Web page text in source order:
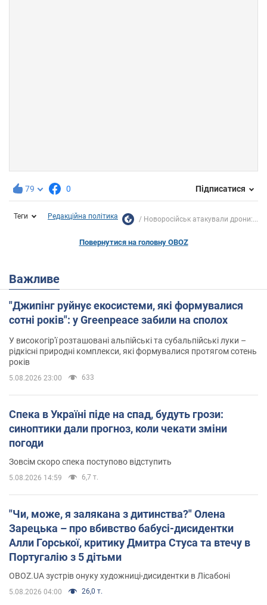
79 0 Підписатися
Теги Редакційна політика Новоросійськ атакували дрони:...
Повернутися на головну OBOZ
Важливе
"Джипінг руйнує екосистеми, які формувалися
сотні років": у Greenpeace забили на сполох
У високогір'ї розташовані альпійські та субальпійські луки –
рідкісні природні комплекси, які формувалися протягом сотень
років
5.08.2026 23:00 633
Спека в Україні піде на спад, будуть грози:
синоптики дали прогноз, коли чекати зміни
погоди
Зовсім скоро спека поступово відступить
5.08.2026 14:59 6,7 т.
"Чи, може, я залякана з дитинства?" Олена
Зарецька – про вбивство бабусі-дисидентки
Алли Горської, критику Дмитра Стуса та втечу в
Португалію з 5 дітьми
OBOZ.UA зустрів онуку художниці-дисидентки в Лісабоні
5.08.2026 04:00 26,0 т.